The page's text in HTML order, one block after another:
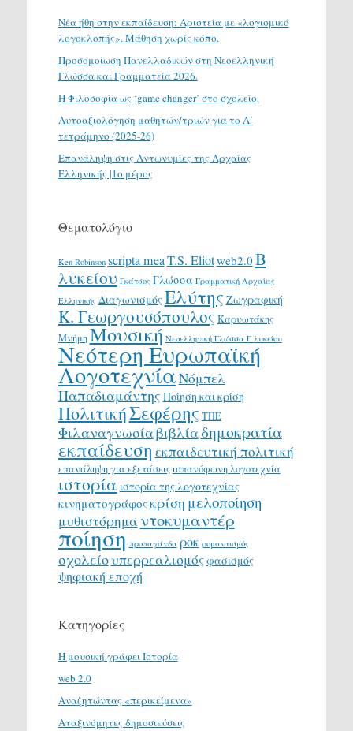
Νέα ήθη στην εκπαίδευση: Αριστεία με «λογισμικό
λογοκλοπής». Μάθηση χωρίς κόπο.
Προσομοίωση Πανελλαδικών στη Νεοελληνική
Γλώσσα και Γραμματεία 2026.
H Φιλοσοφία ως ‘game changer’ στο σχολείο.
Αυτοαξιολόγηση μαθητών/τριών για το Α΄
τετράμηνο (2025-26)
Επανάληψη στις Αντωνυμίες της Αρχαίας
Ελληνικής |1ο μέρος
Θεματολόγιο
Ken Robinson scripta meaT.S. Eliotweb2.0 Β
λυκείου Γκάτσος Γλώσσα Γραμματική Αρχαίας
Ελληνικής ΔιαγωνισμόςΕλύτης Ζωγραφική
Κ. Γεωργουσόπουλος Καρυωτάκης
ΜνήμηΜουσική Νεοελληνική Γλώσσα Γ λυκείου
Νεότερη Ευρωπαϊκή
ΛογοτεχνίαΝόμπελ
Παπαδιαμάντης Ποίηση και κρίση
ΠολιτικήΣεφέρης ΤΠΕ
Φιλαναγνωσίαβιβλίαδημοκρατία
εκπαίδευση εκπαιδευτική πολιτική
επανάληψη για εξετάσεις ισπανόφωνη λογοτεχνία
ιστορία ιστορία της λογοτεχνίας
κινηματογράφοςκρίση μελοποίηση
μυθιστόρημα ντοκυμαντέρ
ποίηση προπαγάνδα ροκ ρομαντισμός
σχολείουπερρεαλισμόςφασισμός
ψηφιακή εποχή
Κατηγορίες
H μουσική γράφει Ιστορία
web 2.0
Αναζητώντας «περικείμενα»
Αταξινόμητες δημοσιεύσεις